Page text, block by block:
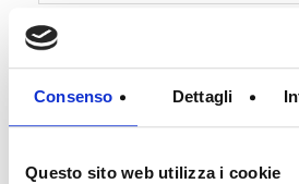
Consenso Dettagli
Questo sito web utilizza i cookie
3 Offerte trovate